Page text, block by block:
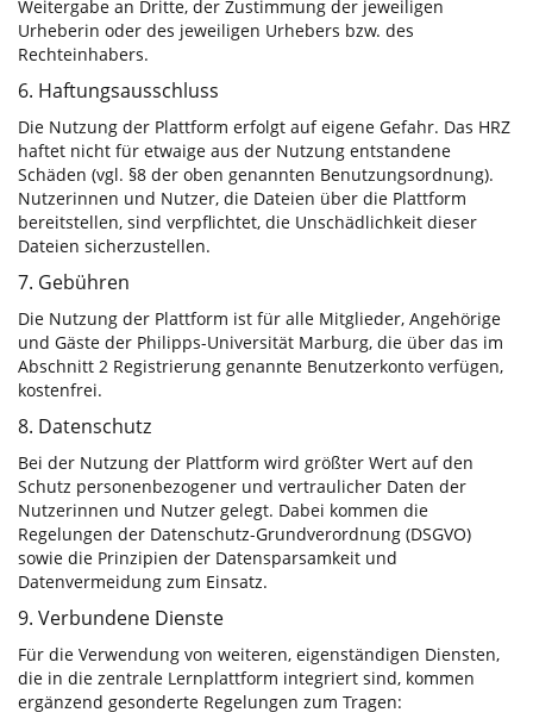
Weitergabe an Dritte, der Zustimmung der jeweiligen
Urheberin oder des jeweiligen Urhebers bzw. des
Rechteinhabers.
6. Haftungsausschluss
Die Nutzung der Plattform erfolgt auf eigene Gefahr. Das HRZ
haftet nicht für etwaige aus der Nutzung entstandene
Schäden (vgl. §8 der oben genannten Benutzungsordnung).
Nutzerinnen und Nutzer, die Dateien über die Plattform
bereitstellen, sind verpflichtet, die Unschädlichkeit dieser
Dateien sicherzustellen.
7. Gebühren
Die Nutzung der Plattform ist für alle Mitglieder, Angehörige
und Gäste der Philipps-Universität Marburg, die über das im
Abschnitt 2 Registrierung genannte Benutzerkonto verfügen,
kostenfrei.
8. Datenschutz
Bei der Nutzung der Plattform wird größter Wert auf den
Schutz personenbezogener und vertraulicher Daten der
Nutzerinnen und Nutzer gelegt. Dabei kommen die
Regelungen der Datenschutz-Grundverordnung (DSGVO)
sowie die Prinzipien der Datensparsamkeit und
Datenvermeidung zum Einsatz.
9. Verbundene Dienste
Für die Verwendung von weiteren, eigenständigen Diensten,
die in die zentrale Lernplattform integriert sind, kommen
ergänzend gesonderte Regelungen zum Tragen: